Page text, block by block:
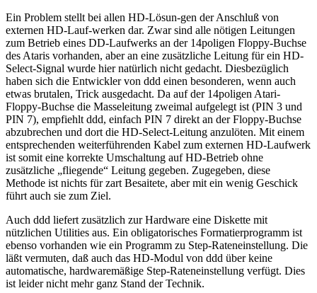
Ein Problem stellt bei allen HD-Lösun-gen der Anschluß von
externen HD-Lauf-werken dar. Zwar sind alle nötigen Leitungen
zum Betrieb eines DD-Laufwerks an der 14poligen Floppy-Buchse
des Ataris vorhanden, aber an eine zusätzliche Leitung für ein HD-
Select-Signal wurde hier natürlich nicht gedacht. Diesbezüglich
haben sich die Entwickler von ddd einen besonderen, wenn auch
etwas brutalen, Trick ausgedacht. Da auf der 14poligen Atari-
Floppy-Buchse die Masseleitung zweimal aufgelegt ist (PIN 3 und
PIN 7), empfiehlt ddd, einfach PIN 7 direkt an der Floppy-Buchse
abzubrechen und dort die HD-Select-Leitung anzulöten. Mit einem
entsprechenden weiterführenden Kabel zum externen HD-Laufwerk
ist somit eine korrekte Umschaltung auf HD-Betrieb ohne
zusätzliche „fliegende“ Leitung gegeben. Zugegeben, diese
Methode ist nichts für zart Besaitete, aber mit ein wenig Geschick
führt auch sie zum Ziel.
Auch ddd liefert zusätzlich zur Hardware eine Diskette mit
nützlichen Utilities aus. Ein obligatorisches Formatierprogramm ist
ebenso vorhanden wie ein Programm zu Step-Rateneinstellung. Die
läßt vermuten, daß auch das HD-Modul von ddd über keine
automatische, hardwaremäßige Step-Rateneinstellung verfügt. Dies
ist leider nicht mehr ganz Stand der Technik.